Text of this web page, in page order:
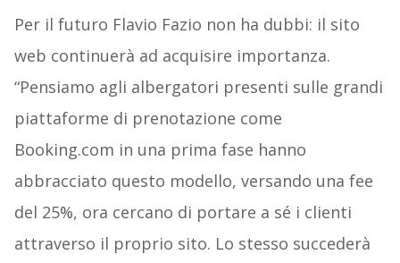
Per il futuro Flavio Fazio non ha dubbi: il sito
web continuerà ad acquisire importanza.
“Pensiamo agli albergatori presenti sulle grandi
piattaforme di prenotazione come
Booking.com in una prima fase hanno
abbracciato questo modello, versando una fee
del 25%, ora cercano di portare a sé i clienti
attraverso il proprio sito. Lo stesso succederà